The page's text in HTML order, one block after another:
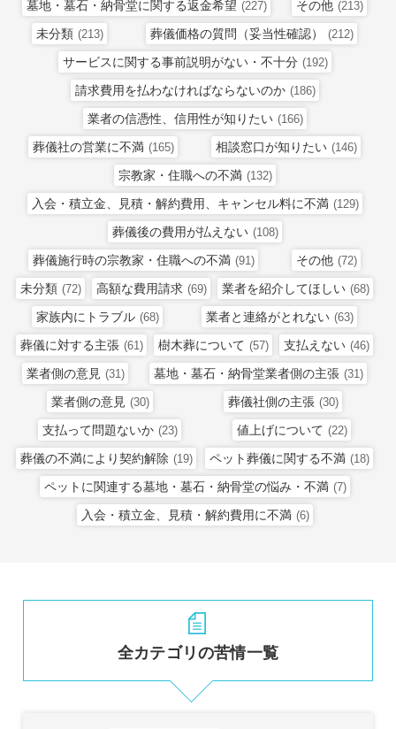
墓地・墓石・納骨堂に関する返金希望 (227) その他 (213)
未分類 (213) 葬儀価格の質問（妥当性確認） (212)
サービスに関する事前説明がない・不十分 (192)
請求費用を払わなければならないのか (186)
業者の信憑性、信用性が知りたい (166)
葬儀社の営業に不満 (165) 相談窓口が知りたい (146)
宗教家・住職への不満 (132)
入会・積立金、見積・解約費用、キャンセル料に不満 (129)
葬儀後の費用が払えない (108)
葬儀施行時の宗教家・住職への不満 (91) その他 (72)
未分類 (72) 高額な費用請求 (69) 業者を紹介してほしい (68)
家族内にトラブル (68) 業者と連絡がとれない (63)
葬儀に対する主張 (61) 樹木葬について (57) 支払えない (46)
業者側の意見 (31) 墓地・墓石・納骨堂業者側の主張 (31)
業者側の意見 (30) 葬儀社側の主張 (30)
支払って問題ないか (23) 値上げについて (22)
葬儀の不満により契約解除 (19) ペット葬儀に関する不満 (18)
ペットに関連する墓地・墓石・納骨堂の悩み・不満 (7)
入会・積立金、見積・解約費用に不満 (6)
全カテゴリの苦情一覧